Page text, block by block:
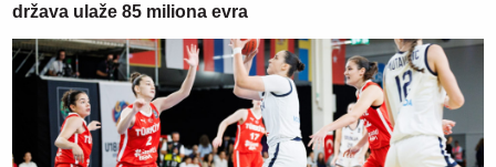
država ulaže 85 miliona evra